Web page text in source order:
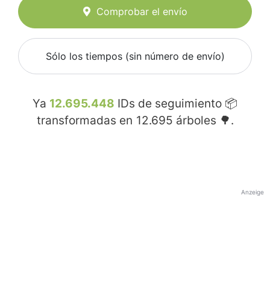
Comprobar el envío
Sólo los tiempos (sin número de envío)
Ya 12.695.448 IDs de seguimiento 📦
transformadas en 12.695 árboles 🌳.
Anzeige